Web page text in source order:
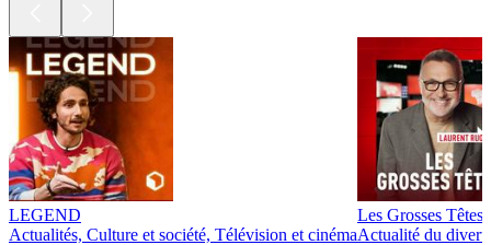
LEGEND
Actualités, Culture et société, Télévision et cinéma
Les Grosses Têtes
Actualité du